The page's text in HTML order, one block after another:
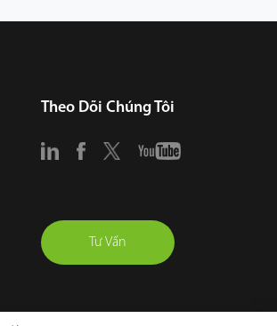
Theo Dõi Chúng Tôi
Tư Vấn